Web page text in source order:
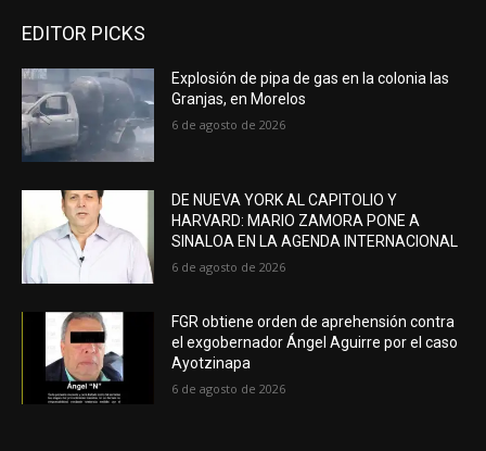
EDITOR PICKS
Explosión de pipa de gas en la colonia las
Granjas, en Morelos
6 de agosto de 2026
DE NUEVA YORK AL CAPITOLIO Y
HARVARD: MARIO ZAMORA PONE A
SINALOA EN LA AGENDA INTERNACIONAL
6 de agosto de 2026
FGR obtiene orden de aprehensión contra
el exgobernador Ángel Aguirre por el caso
Ayotzinapa
6 de agosto de 2026